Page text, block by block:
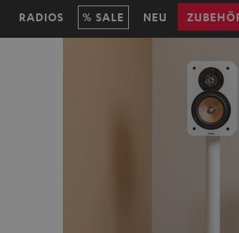
RADIOS SALE NEU